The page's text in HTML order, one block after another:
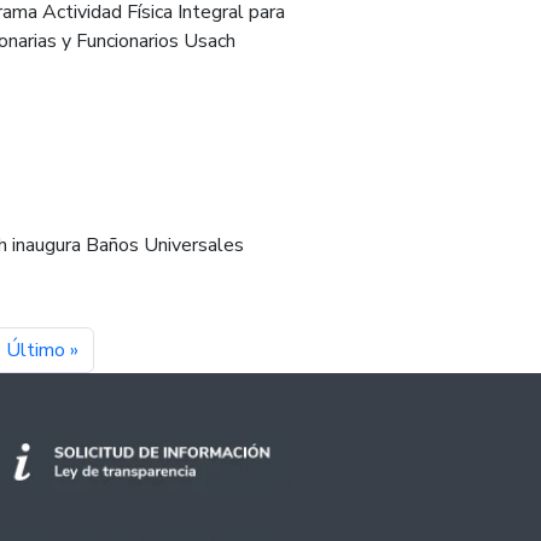
Actividad Física Integral para
y Funcionarios Usach
inaugura Baños Universales
page
Last page
Último »